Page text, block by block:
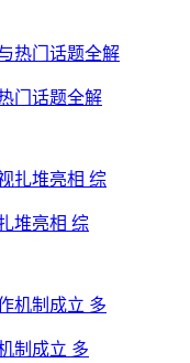
门话题全解
堆亮相 综
制成立 多